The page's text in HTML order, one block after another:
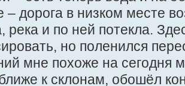
– дорога в низком месте
река и по ней потекла.
но поленился
мне похоже на сегодня
к склонам, обошёл